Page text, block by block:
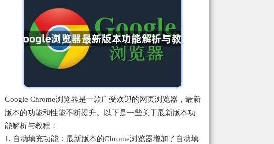
Google Chrome浏览器是一款广受欢迎的网页浏览器，最新
版本的功能和性能不断提升。以下是一些关于最新版本功
能解析与教程：
1. 自动填充功能：最新版本的Chrome浏览器增加了自动填